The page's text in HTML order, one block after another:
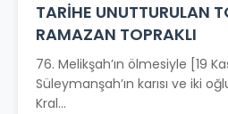
TARİHE UNUTTURULAN
RAMAZAN TOPRAKLI
76. Melikşah’ın ölmesiyle [19
Süleymanşah’ın karısı ve iki
Kral...